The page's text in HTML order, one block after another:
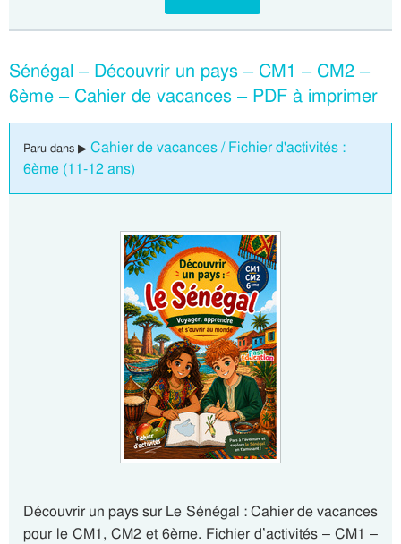
Sénégal – Découvrir un pays – CM1 – CM2 –
6ème – Cahier de vacances – PDF à imprimer
Paru dans ▶ Cahier de vacances / Fichier d'activités :
6ème (11-12 ans)
Découvrir un pays sur Le Sénégal : Cahier de vacances
pour le CM1, CM2 et 6ème. Fichier d’activités – CM1 –